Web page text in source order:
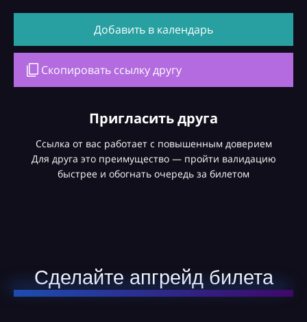
Добавить в календарь
Скопировать ссылку другу
Пригласить друга
Ссылка от вас работает с повышенным доверием
Для друга это преимущество — пройти валидацию
быстрее и обогнать очередь за билетом
Сделайте апгрейд билета